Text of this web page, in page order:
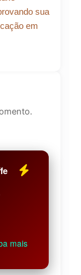
mais
sua
em